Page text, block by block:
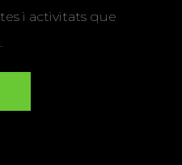
i activitats que